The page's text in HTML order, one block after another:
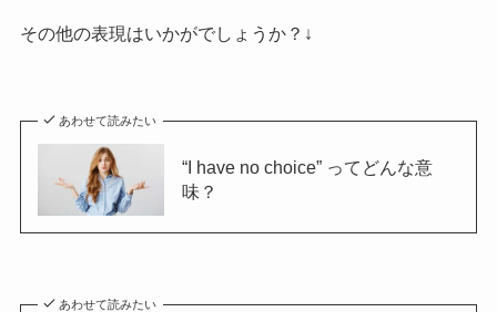
その他の表現はいかがでしょうか？↓
あわせて読みたい
“I have no choice” ってどんな意
味？
あわせて読みたい